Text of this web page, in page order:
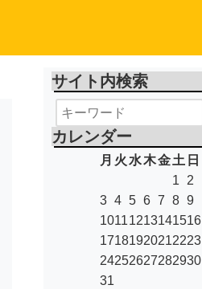
サイト内検索
カレンダー
月 火 水木金 土 日
1
2
3 4 5 6 7 8 9
10111213141516
17181920212223
24252627282930
31